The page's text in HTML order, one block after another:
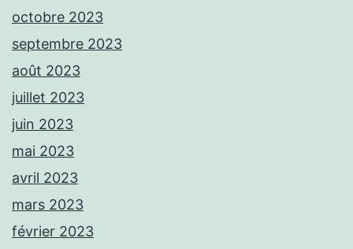
octobre 2023
septembre 2023
août 2023
juillet 2023
juin 2023
mai 2023
avril 2023
mars 2023
février 2023